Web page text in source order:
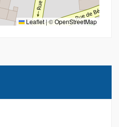
Leaflet|©OpenStreetMap